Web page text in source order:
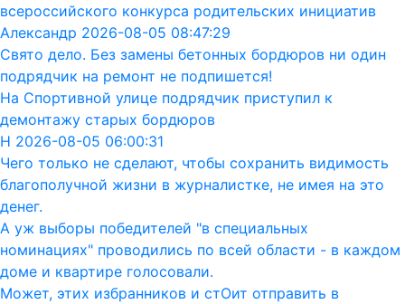
всероссийского конкурса родительских инициатив
Александр 2026-08-05 08:47:29
Свято дело. Без замены бетонных бордюров ни один
подрядчик на ремонт не подпишется!
На Спортивной улице подрядчик приступил к
демонтажу старых бордюров
Н 2026-08-05 06:00:31
Чего только не сделают, чтобы сохранить видимость
благополучной жизни в журналистке, не имея на это
денег.
А уж выборы победителей "в специальных
номинациях" проводились по всей области - в каждом
доме и квартире голосовали.
Может, этих избранников и стОит отправить в